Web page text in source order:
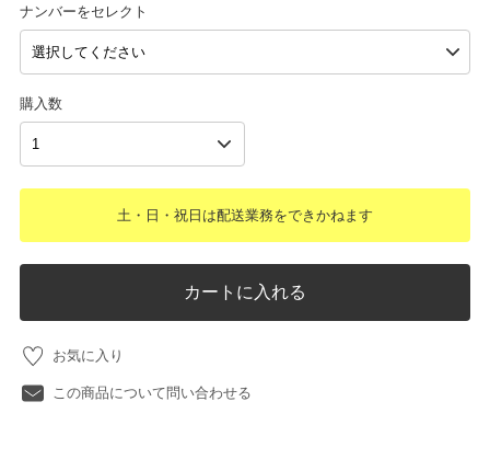
ナンバーをセレクト
購入数
土・日・祝日は配送業務をできかねます
カートに入れる
お気に入り
この商品について問い合わせる